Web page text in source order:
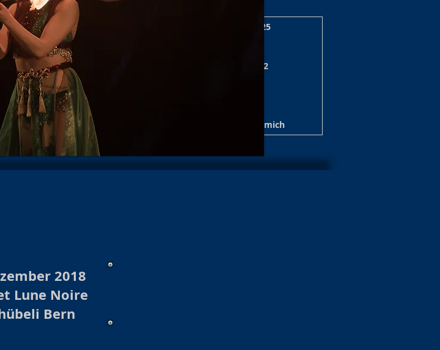
Show 2026 Baloise Session
Konzerte/Shows Archiv 2025
Shows Archiv 2023
Shows 2022/23 Archiv
Konzert/Shows Archiv 2022
Shows Archiv 2021
Konzert Archiv 2018
Revue Archiv 2017/18 Über mich
2018
Lune Noire
Bern